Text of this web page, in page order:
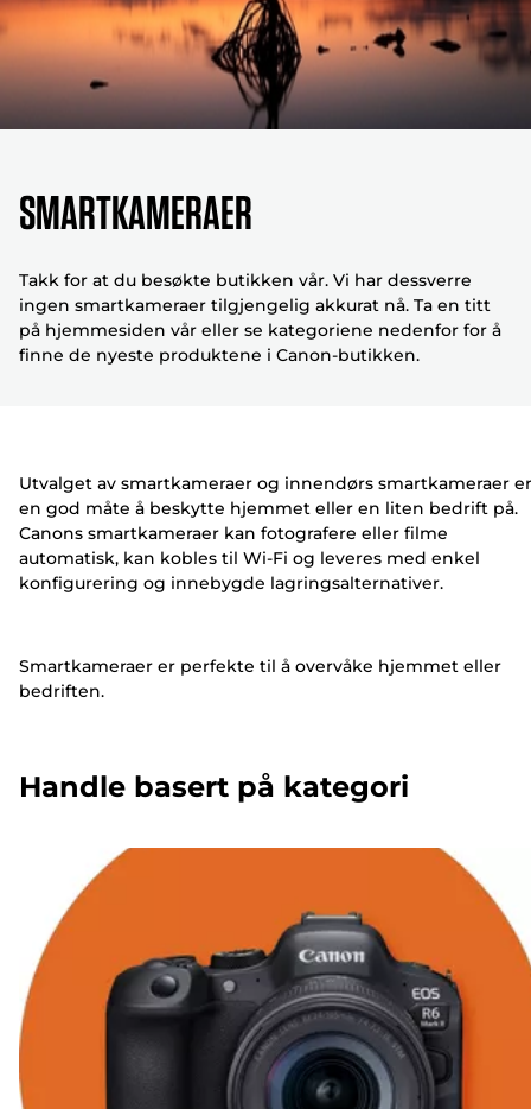
Smartkameraer
Takk for at du besøkte butikken vår. Vi har dessverre
ingen smartkameraer tilgjengelig akkurat nå. Ta en titt
på hjemmesiden vår eller se kategoriene nedenfor for å
finne de nyeste produktene i Canon-butikken.
Utvalget av smartkameraer og innendørs smartkameraer er
en god måte å beskytte hjemmet eller en liten bedrift på.
Canons smartkameraer kan fotografere eller filme
automatisk, kan kobles til Wi-Fi og leveres med enkel
konfigurering og innebygde lagringsalternativer.
Smartkameraer er perfekte til å overvåke hjemmet eller
bedriften.
Handle basert på kategori